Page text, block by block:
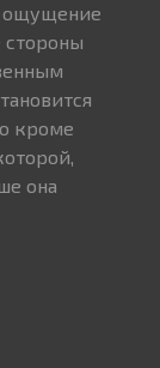
ощущение
стороны
кроме
она